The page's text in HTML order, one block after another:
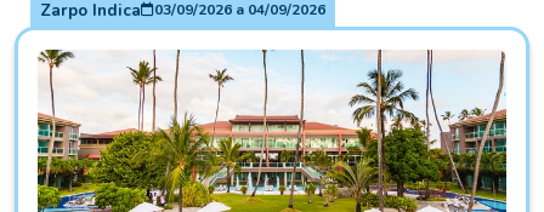
Zarpo Indica 03/09/2026a 04/09/2026